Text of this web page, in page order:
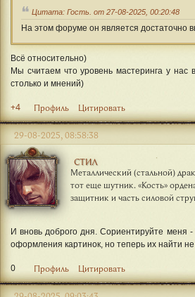
Цитата: Гость. от 27-08-2025, 00:20:48
На этом форуме он является достаточно
Всё относительно)
Мы считаем что уровень мастеринга у нас
столько и мнений)
+4 Профиль Цитировать
СТИЛ
Металлический (стальной)
тот еще шутник. «Кость»
защитник и часть силовой
29-08-2025, 08:58:38
И вновь доброго дня. Сориентируйте меня
оформления картинок, но теперь их найти не
0 Профиль Цитировать